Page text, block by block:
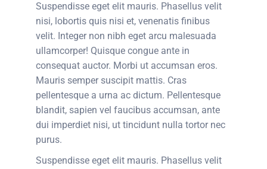
Suspendisse eget elit mauris. Phasellus velit
nisi, lobortis quis nisi et, venenatis finibus
velit. Integer non nibh eget arcu malesuada
ullamcorper! Quisque congue ante in
consequat auctor. Morbi ut accumsan eros.
Mauris semper suscipit mattis. Cras
pellentesque a urna ac dictum. Pellentesque
blandit, sapien vel faucibus accumsan, ante
dui imperdiet nisi, ut tincidunt nulla tortor nec
purus.
Suspendisse eget elit mauris. Phasellus velit